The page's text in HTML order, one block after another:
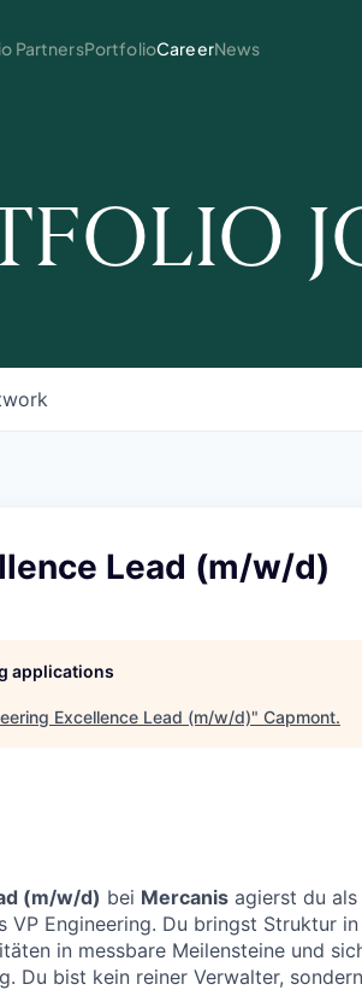
PartnersPortfolioCareerNews
Lead (m/w/d)
applications
Excellence Lead (m/w/d)" Capmont.
(m/w/d) bei Mercanis agierst du
VP Engineering. Du bringst Struktur
in messbare Meilensteine und
Du bist kein reiner Verwalter,